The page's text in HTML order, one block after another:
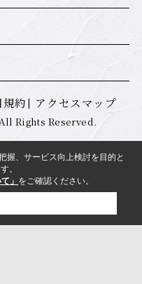
約 アクセスマップ
All Rights Reserved.
握、サービス向上検討を目的と
。
」 をご確認ください。